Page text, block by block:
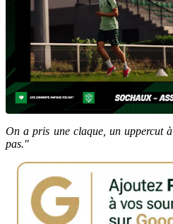
On a pris une claque, un uppercut
pas."